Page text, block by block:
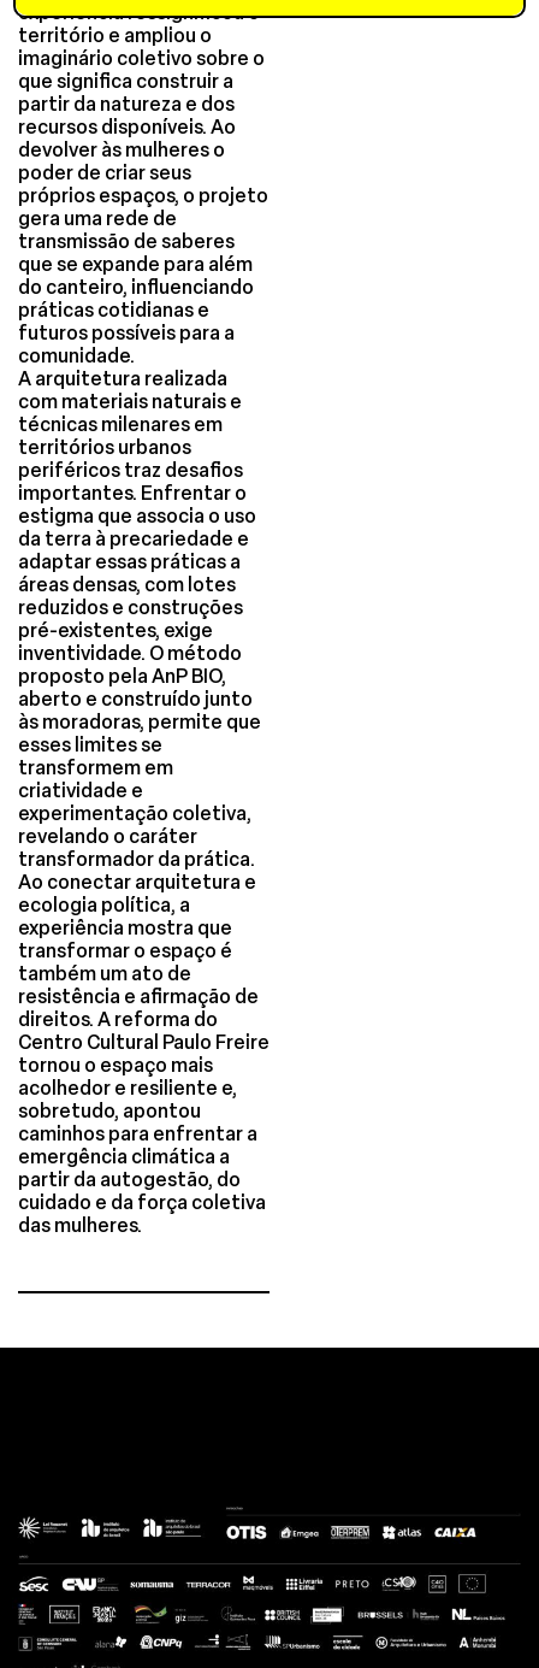
experiência ressignificou o
território e ampliou o
imaginário coletivo sobre o
que significa construir a
partir da natureza e dos
recursos disponíveis. Ao
devolver às mulheres o
poder de criar seus
próprios espaços, o projeto
gera uma rede de
transmissão de saberes
que se expande para além
do canteiro, influenciando
práticas cotidianas e
futuros possíveis para a
comunidade.
A arquitetura realizada
com materiais naturais e
técnicas milenares em
territórios urbanos
periféricos traz desafios
importantes. Enfrentar o
estigma que associa o uso
da terra à precariedade e
adaptar essas práticas a
áreas densas, com lotes
reduzidos e construções
pré-existentes, exige
inventividade. O método
proposto pela AnP BIO,
aberto e construído junto
às moradoras, permite que
esses limites se
transformem em
criatividade e
experimentação coletiva,
revelando o caráter
transformador da prática.
Ao conectar arquitetura e
ecologia política, a
experiência mostra que
transformar o espaço é
também um ato de
resistência e afirmação de
direitos. A reforma do
Centro Cultural Paulo Freire
tornou o espaço mais
acolhedor e resiliente e,
sobretudo, apontou
caminhos para enfrentar a
emergência climática a
partir da autogestão, do
cuidado e da força coletiva
das mulheres.